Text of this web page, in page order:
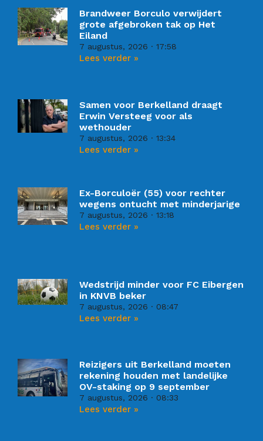
Brandweer Borculo verwijdert
grote afgebroken tak op Het
Eiland
7 augustus, 2026 17:58
Lees verder »
Samen voor Berkelland draagt
Erwin Versteeg voor als
wethouder
7 augustus, 2026 13:34
Lees verder »
Ex-Borculoër (55) voor rechter
wegens ontucht met minderjarige
7 augustus, 2026 13:18
Lees verder »
Wedstrijd minder voor FC Eibergen
in KNVB beker
7 augustus, 2026 08:47
Lees verder »
Reizigers uit Berkelland moeten
rekening houden met landelijke
OV-staking op 9 september
7 augustus, 2026 08:33
Lees verder »